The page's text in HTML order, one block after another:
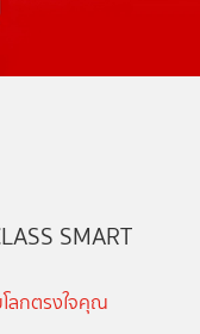
SMART
ลกตรงใจคุณ